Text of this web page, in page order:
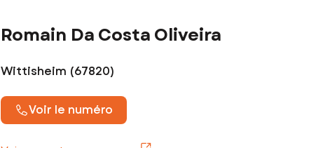
Romain Da Costa Oliveira
Wittisheim (67820)
Voir le numéro